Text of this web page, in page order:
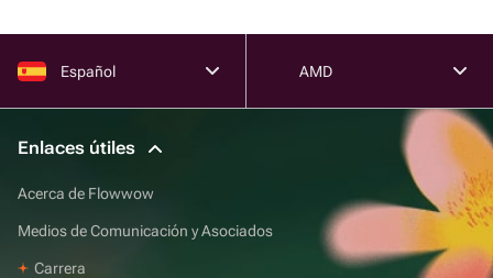
Español AMD
Enlaces útiles
Acerca de Flowwow
Medios de Comunicación y Asociados
Carrera